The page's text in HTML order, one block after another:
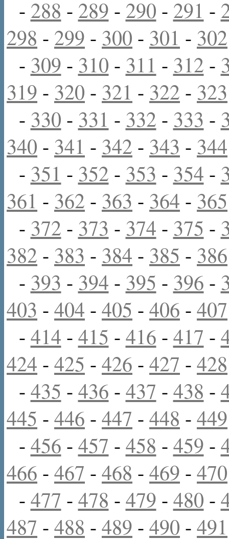
- 288 - 289 - 290 - 291 -
298 - 299 - 300 - 301 - 302
- 309 - 310 - 311 - 312 -
319 - 320 - 321 - 322 - 323
- 330 - 331 - 332 - 333 -
340 - 341 - 342 - 343 - 344
- 351 - 352 - 353 - 354 -
361 - 362 - 363 - 364 - 365
- 372 - 373 - 374 - 375 -
382 - 383 - 384 - 385 - 386
- 393 - 394 - 395 - 396 -
403 - 404 - 405 - 406 - 407
- 414 - 415 - 416 - 417 -
424 - 425 - 426 - 427 - 428
- 435 - 436 - 437 - 438 -
445 - 446 - 447 - 448 - 449
- 456 - 457 - 458 - 459 -
466 - 467 - 468 - 469 - 470
- 477 - 478 - 479 - 480 -
487 - 488 - 489 - 490 - 491